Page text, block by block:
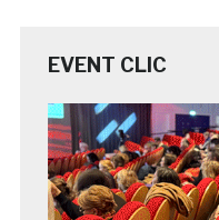
EVENT CLIC